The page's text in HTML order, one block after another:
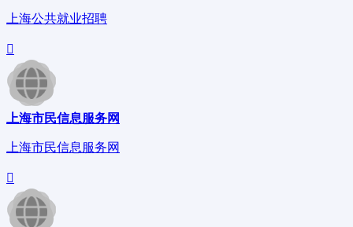
上海公共就业招聘
上海市民信息服务网
上海市民信息服务网